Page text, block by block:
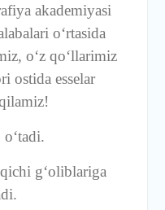
akademiyasi
o‘rtasida
o‘z qo‘llarimiz
ostida esselar
g‘oliblariga